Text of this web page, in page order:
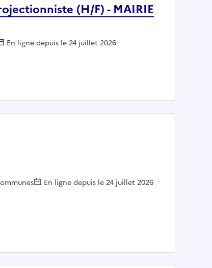
(H/F) - MAIRIE
En ligne depuis le 24 juillet 2026
Projectionniste (H/F) - MAIRIE LA FLÈCHE
: En ligne depuis le 24 juillet 2026